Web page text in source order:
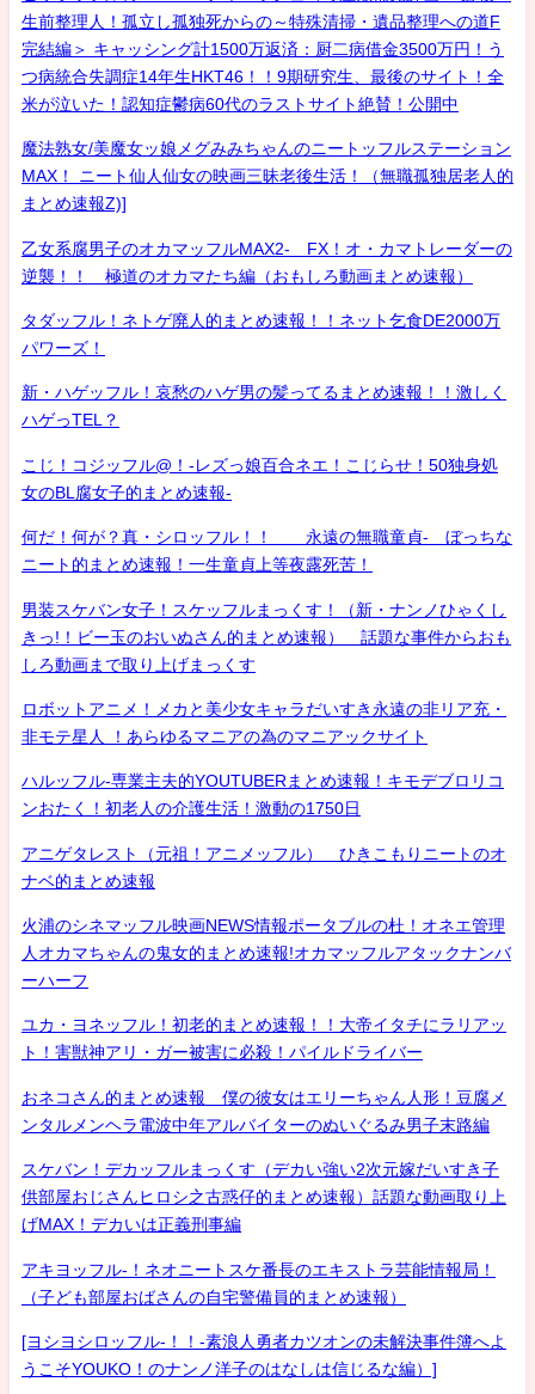
生前整理人！孤立し孤独死からの～特殊清掃・遺品整理への道F
完結編＞ キャッシング計1500万返済：厨二病借金3500万円！う
つ病統合失調症14年生HKT46！！9期研究生、最後のサイト！全
米が泣いた！認知症鬱病60代のラストサイト絶賛！公開中
魔法熟女/美魔女ッ娘メグみみちゃんのニートッフルステーション
MAX！ ニート仙人仙女の映画三昧老後生活！（無職孤独居老人的
まとめ速報Z)]
乙女系腐男子のオカマッフルMAX2- FX！オ・カマトレーダーの
逆襲！！ 極道のオカマたち編（おもしろ動画まとめ速報）
タダッフル！ネトゲ廃人的まとめ速報！！ネット乞食DE2000万
パワーズ！
新・ハゲッフル！哀愁のハゲ男の髪ってるまとめ速報！！激しく
ハゲっTEL？
こじ！コジッフル@！-レズっ娘百合ネエ！こじらせ！50独身処
女のBL腐女子的まとめ速報-
何だ！何が？真・シロッフル！！ 永遠の無職童貞- ぼっちな
ニート的まとめ速報！一生童貞上等夜露死苦！
男装スケバン女子！スケッフルまっくす！（新・ナンノひゃくし
きっ!！ビー玉のおいぬさん的まとめ速報） 話題な事件からおも
しろ動画まで取り上げまっくす
ロボットアニメ！メカと美少女キャラだいすき永遠の非リア充・
非モテ星人 ！あらゆるマニアの為のマニアックサイト
ハルッフル-専業主夫的YOUTUBERまとめ速報！キモデブロリコ
ンおたく！初老人の介護生活！激動の1750日
アニゲタレスト（元祖！アニメッフル） ひきこもりニートのオ
ナベ的まとめ速報
火浦のシネマッフル映画NEWS情報ポータブルの杜！オネエ管理
人オカマちゃんの鬼女的まとめ速報!オカマッフルアタックナンバ
ーハーフ
ユカ・ヨネッフル！初老的まとめ速報！！大帝イタチにラリアッ
ト！害獣神アリ・ガー被害に必殺！パイルドライバー
おネコさん的まとめ速報 僕の彼女はエリーちゃん人形！豆腐メ
ンタルメンヘラ電波中年アルバイターのぬいぐるみ男子末路編
スケバン！デカッフルまっくす（デカい強い2次元嫁だいすき子
供部屋おじさんヒロシ之古惑仔的まとめ速報）話題な動画取り上
げMAX！デカいは正義刑事編
アキヨッフル-！ネオニートスケ番長のエキストラ芸能情報局！
（子ども部屋おばさんの自宅警備員的まとめ速報）
[ヨシヨシロッフル-！！-素浪人勇者カツオンの未解決事件簿へよ
うこそYOUKO！のナンノ洋子のはなしは信じるな編）]